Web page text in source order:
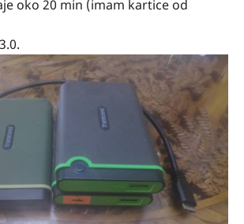
oko 20 min (imam kartice od